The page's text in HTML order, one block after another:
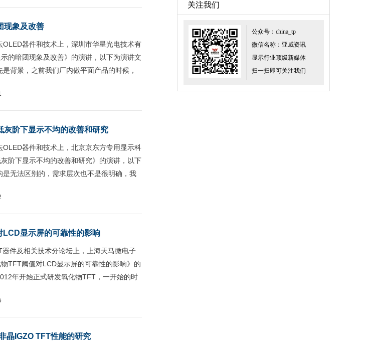
现象及改善
器件和技术上，深圳市华星光电技术有
的暗团现象及改善》的演讲，以下为演讲文
背景，之前我们厂内做平面产品的时候，
灰阶下显示不均的改善和研究
器件和技术上，北京京东方专用显示科
阶下显示不均的改善和研究》的演讲，以下
无法区别的，需求层次也不是很明确，我
LCD显示屏的可靠性的影响
件及相关技术分论坛上，上海天马微电子
TFT阈值对LCD显示屏的可靠性的影响》的
年开始正式研发氧化物TFT，一开始的时
晶IGZO TFT性能的研究
关注我们
公众号：china_tp
微信名称：亚威资讯
显示行业顶级新媒体
扫一扫即可关注我们